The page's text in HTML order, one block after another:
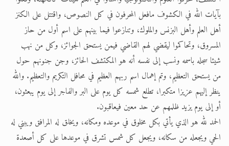
بآيات الله في الكشوف مافعل المحرفون في كل النصوص، واقتتل على الكنز
أهل العلم وأهل البزنس والملوك، وتنازعوا فيما بينهم على اسم أول من حاز
المسروق، وتحاكموا ليقضي لهم القاضي فيمن يستحق الجوائز، وكل من نهب
شيئا سجله باسمه ونسب إلى نفسه أنه هو المكتشف الحائز، وجن جنونهم حول
من يستحق التعظيم، وتم إهمال اسم ربهم العظيم في محافل التكريم والتعظيم. والله
ينظر إليهم عزيزا متكبرا، تطلع شمسه كل يوم على البر والفاجر إلى يوم يبعثون،
أو إلى يوم يزيد ظلمهم عن حد معين فيعاقبون.
الحمد لله هو الذي يأتي بكل مخلوق في موعده ومكانه، ويخلق له المرافق ويبني له
الحي ويجعله من سكانه، ويجعل كل شمس تشرق في موعدها على كل أصعدة